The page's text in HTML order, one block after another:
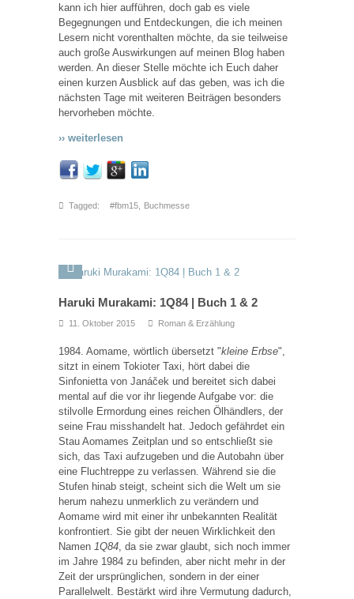
kann ich hier aufführen, doch gab es viele
Begegnungen und Entdeckungen, die ich meinen
Lesern nicht vorenthalten möchte, da sie teilweise
auch große Auswirkungen auf meinen Blog haben
werden. An dieser Stelle möchte ich Euch daher
einen kurzen Ausblick auf das geben, was ich die
nächsten Tage mit weiteren Beiträgen besonders
hervorheben möchte.
›› weiterlesen
Tagged: #fbm15, Buchmesse
Haruki Murakami: 1Q84 | Buch 1 & 2
11. Oktober 2015 Roman & Erzählung
1984. Aomame, wörtlich übersetzt "kleine Erbse",
sitzt in einem Tokioter Taxi, hört dabei die
Sinfonietta von Janáček und bereitet sich dabei
mental auf die vor ihr liegende Aufgabe vor: die
stilvolle Ermordung eines reichen Ölhändlers, der
seine Frau misshandelt hat. Jedoch gefährdet ein
Stau Aomames Zeitplan und so entschließt sie
sich, das Taxi aufzugeben und die Autobahn über
eine Fluchtreppe zu verlassen. Während sie die
Stufen hinab steigt, scheint sich die Welt um sie
herum nahezu unmerklich zu verändern und
Aomame wird mit einer ihr unbekannten Realität
konfrontiert. Sie gibt der neuen Wirklichkeit den
Namen 1Q84, da sie zwar glaubt, sich noch immer
im Jahre 1984 zu befinden, aber nicht mehr in der
Zeit der ursprünglichen, sondern in der einer
Parallelwelt. Bestärkt wird ihre Vermutung dadurch,